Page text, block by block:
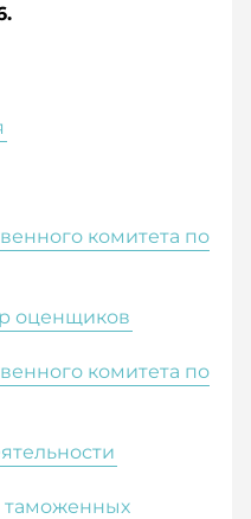
комитета по
оценщиков
комитета по
таможенных